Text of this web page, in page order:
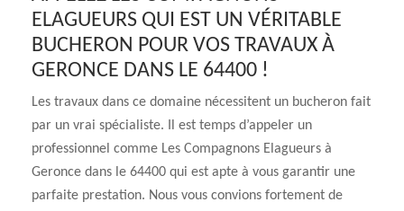
ELAGUEURS QUI EST UN VÉRITABLE
BUCHERON POUR VOS TRAVAUX À
GERONCE DANS LE 64400 !
Les travaux dans ce domaine nécessitent un bucheron fait
par un vrai spécialiste. Il est temps d’appeler un
professionnel comme Les Compagnons Elagueurs à
Geronce dans le 64400 qui est apte à vous garantir une
parfaite prestation. Nous vous convions fortement de